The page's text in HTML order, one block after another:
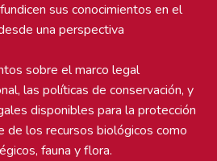
sus conocimientos en el
una perspectiva
sobre el marco legal
las políticas de conservación, y
disponibles para la protección
de los recursos biológicos como
fauna y flora.